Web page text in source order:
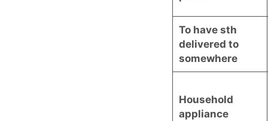
To have sth
delivered to
somewhere
Household
appliance